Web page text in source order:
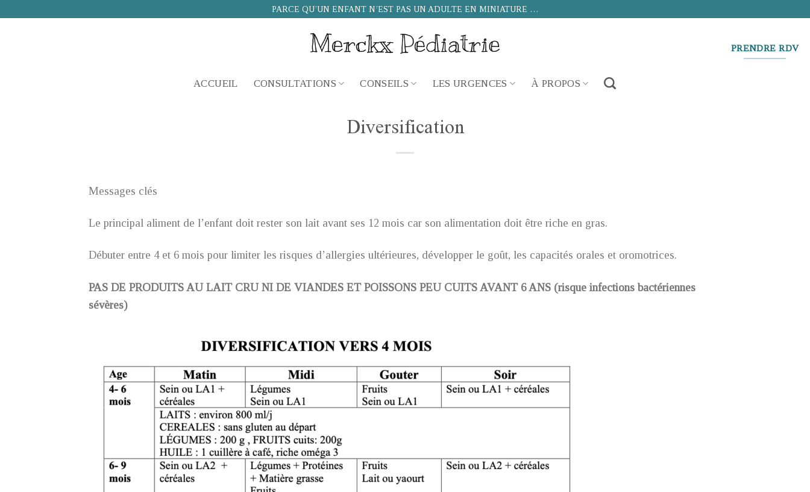
PARCE QU’UN ENFANT N’EST PAS UN ADULTE EN MINIATURE …
PRENDRE RDV
ACCUEIL CONSULTATIONS CONSEILS LES URGENCES À PROPOS
Diversification
Messages clés
Le principal aliment de l’enfant doit rester son lait avant ses 12 mois car son alimentation doit être riche en gras.
Débuter entre 4 et 6 mois pour limiter les risques d’allergies ultérieures, développer le goût, les capacités orales et oromotrices.
PAS DE PRODUITS AU LAIT CRU NI DE VIANDES ET POISSONS PEU CUITS AVANT 6 ANS (risque infections bactériennes
sévères)